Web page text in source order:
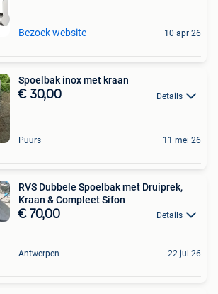
Bezoek website 10 apr 26
Spoelbak inox met kraan
€ 30,00 Details
Puurs 11 mei 26
RVS Dubbele Spoelbak met Druiprek,
Kraan & Compleet Sifon
€ 70,00 Details
Antwerpen 22 jul 26